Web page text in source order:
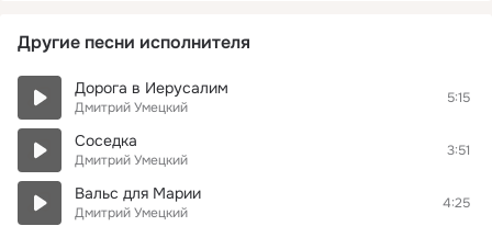
Другие песни исполнителя
Дорога в Иерусалим
Дмитрий Умецкий
5:15
Соседка
Дмитрий Умецкий
3:51
Вальс для Марии
Дмитрий Умецкий
4:25